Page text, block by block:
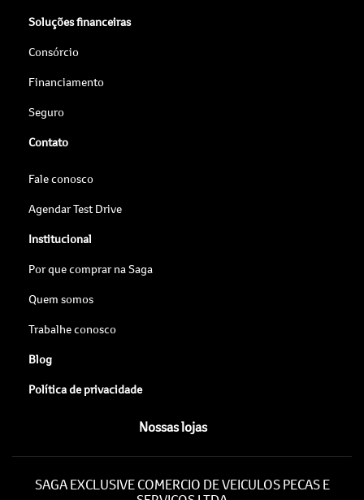
Soluções financeiras
Consórcio
Financiamento
Seguro
Contato
Fale conosco
Agendar Test Drive
Institucional
Por que comprar na Saga
Quem somos
Trabalhe conosco
Blog
Política de privacidade
Nossas lojas
SAGA EXCLUSIVE COMERCIO DE VEICULOS PECAS E